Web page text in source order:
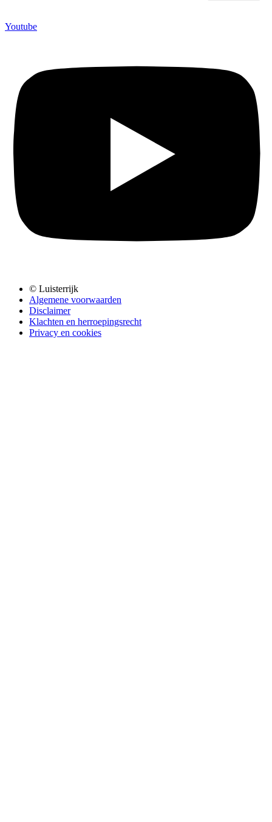
Youtube
© Luisterrijk
Algemene voorwaarden
Disclaimer
Klachten en herroepingsrecht
Privacy en cookies